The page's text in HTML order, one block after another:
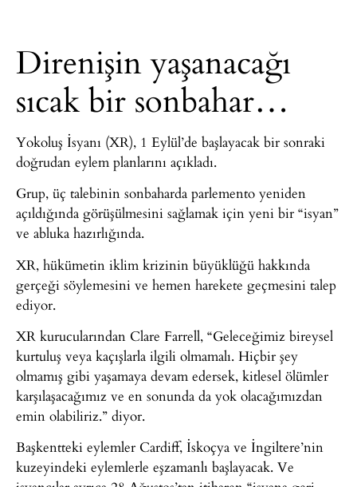
Direnişin yaşanacağı
sıcak bir sonbahar…
Yokoluş İsyanı (XR), 1 Eylül’de başlayacak bir sonraki
doğrudan eylem planlarını açıkladı.
Grup, üç talebinin sonbaharda parlemento yeniden
açıldığında görüşülmesini sağlamak için yeni bir “isyan”
ve abluka hazırlığında.
XR, hükümetin iklim krizinin büyüklüğü hakkında
gerçeği söylemesini ve hemen harekete geçmesini talep
ediyor.
XR kurucularından Clare Farrell, “Geleceğimiz bireysel
kurtuluş veya kaçışlarla ilgili olmamalı. Hiçbir şey
olmamış gibi yaşamaya devam edersek, kitlesel ölümler
karşılaşacağımız ve en sonunda da yok olacağımızdan
emin olabiliriz.” diyor.
Başkentteki eylemler Cardiff, İskoçya ve İngiltere’nin
kuzeyindeki eylemlerle eşzamanlı başlayacak. Ve